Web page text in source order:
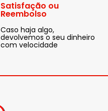
Satisfação ou
Reembolso
Caso haja algo,
devolvemos o seu dinheiro
com velocidade